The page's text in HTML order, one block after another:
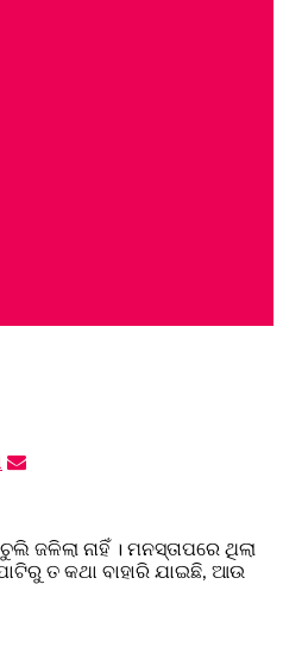
ଜଳିଲା ନାହିଁ । ମନସ୍ତାପରେ ଥିଲା
ତ କଥା ବାହାରି ଯାଇଛି, ଆଉ